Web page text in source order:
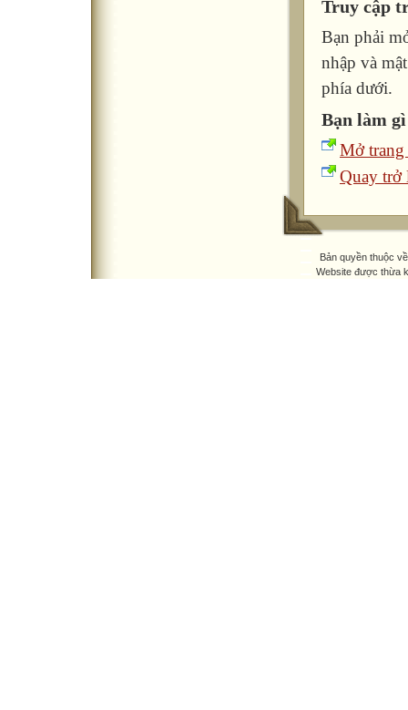
Truy cập
Bạn phải
nhập và
phía dưới.
Bạn làm
Mở trang
Quay trở
Bản quyền thuộc
Website được thừa